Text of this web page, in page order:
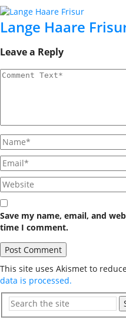
Lange Haare
Leave a Reply
Save my name, email, and
time I comment.
This site uses Akismet to
data is processed.